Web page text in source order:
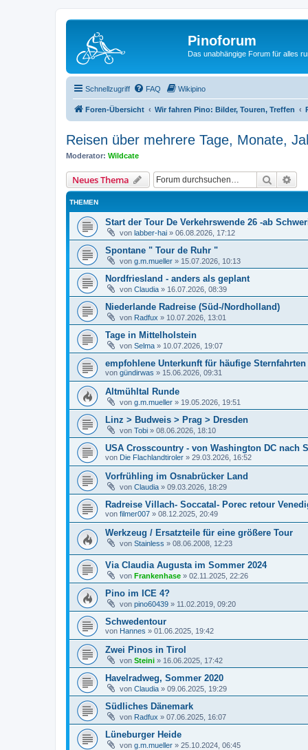
Pinoforum
Das unabhängige Forum für alles
Schnellzugriff FAQ Wikipino
Foren-Übersicht Wir fahren Pino: Bilder, Touren, Treffen
Reisen über mehrere Tage, Monate,
Moderator: Wildcate
Neues Thema Suche
THEMEN
Start der Tour De Verkehrswende 26 -ab
von labber-hai » 06.08.2026, 17:12
Spontane " Tour de Ruhr "
von g.m.mueller » 15.07.2026, 10:13
Nordfriesland - anders als geplant
von Claudia » 16.07.2026, 08:39
Niederlande Radreise (Süd-/Nordholland)
von Radfux » 10.07.2026, 13:01
Tage in Mittelholstein
von Selma » 10.07.2026, 19:07
empfohlene Unterkunft für häufige
von gündirwas » 15.06.2026, 09:31
Altmühltal Runde
von g.m.mueller » 19.05.2026, 19:51
Linz > Budweis > Prag > Dresden
von Tobi » 08.06.2026, 18:10
USA Crosscountry - von Washington DC nach
von Die Flachlandtiroler » 29.03.2026, 16:52
Vorfrühling im Osnabrücker Land
von Claudia » 09.03.2026, 18:29
Radreise Villach- Soccatal- Porec retour
von filmer007 » 08.12.2025, 20:49
Werkzeug / Ersatzteile für eine größere Tour
von Stainless » 08.06.2008, 12:23
Via Claudia Augusta im Sommer 2024
von Frankenhase » 02.11.2025, 22:26
Pino im ICE 4?
von pino60439 » 11.02.2019, 09:20
Schwedentour
von Hannes » 01.06.2025, 19:42
Zwei Pinos in Tirol
von Steini » 16.06.2025, 17:42
Havelradweg, Sommer 2020
von Claudia » 09.06.2025, 19:29
Südliches Dänemark
von Radfux » 07.06.2025, 16:07
Lüneburger Heide
von g.m.mueller » 25.10.2024, 06:45